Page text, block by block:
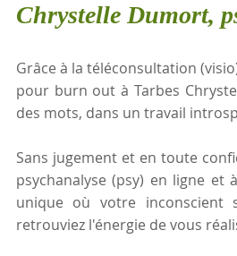
Chrystelle Dumort,
Grâce à la téléconsultation
pour burn out à Tarbes
des mots, dans un travail
Sans jugement et en toute
psychanalyse (psy) en ligne
unique où votre inconscient
retrouviez l'énergie de vous